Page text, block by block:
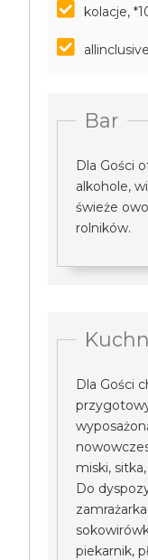
kolacje,
Bar
Dla Gości
alkohole,
świeże
rolników.
Dla Gości
miski,
Do
piekarnik,